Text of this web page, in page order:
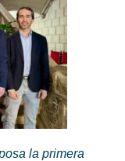
la primera